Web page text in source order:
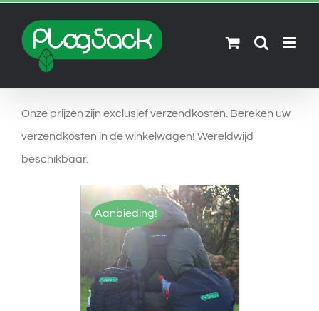
content
Onze prijzen zijn exclusief verzendkosten. Bereken uw
verzendkosten in de winkelwagen! Wereldwijd
beschikbaar.
Aanbieding!
OPTIES SELECTEREN
/
DETAILS